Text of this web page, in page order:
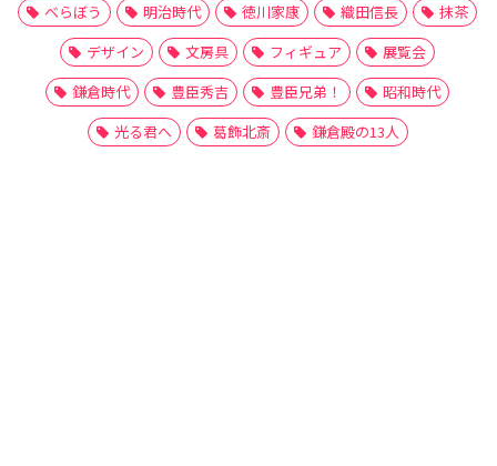
べらぼう
明治時代 徳川家康 織田信長
抹茶
デザイン
文房具 フィギュア
展覧会
鎌倉時代
豊臣秀吉 豊臣兄弟！
昭和時代
光る君へ
葛飾北斎 鎌倉殿の13人